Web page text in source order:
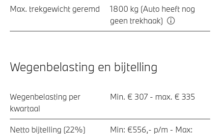
Max. trekgewicht geremd
1800 kg (Auto heeft nog
geen trekhaak)
Wegenbelasting en bijtelling
Wegenbelasting per
kwartaal
Min. € 307 - max. € 335
Netto bijtelling (22%)
Min: €556,- p/m - Max: